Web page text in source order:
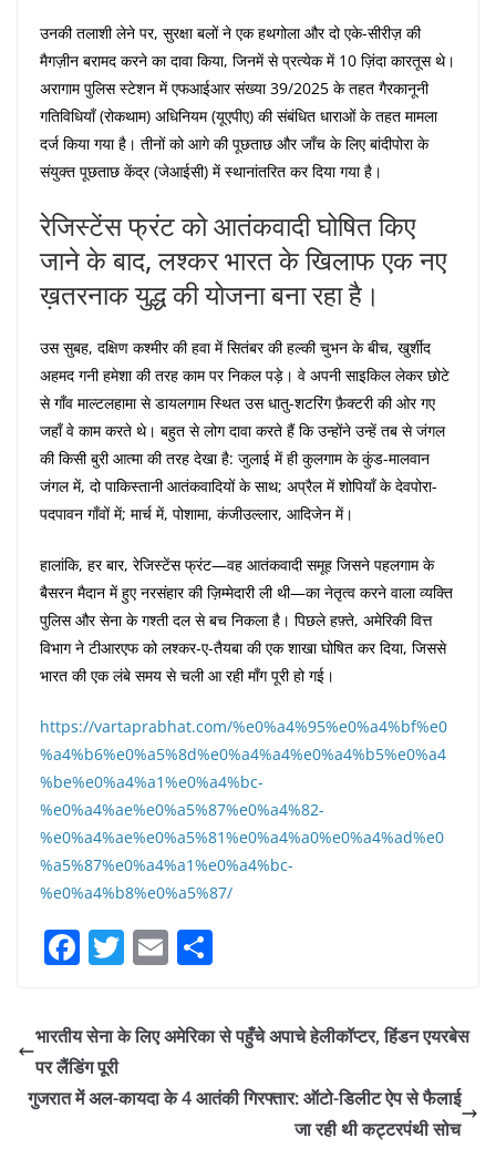
उनकी तलाशी लेने पर, सुरक्षा बलों ने एक हथगोला और दो एके-सीरीज़ की
मैगज़ीन बरामद करने का दावा किया, जिनमें से प्रत्येक में 10 ज़िंदा कारतूस थे।
अरागाम पुलिस स्टेशन में एफआईआर संख्या 39/2025 के तहत गैरकानूनी
गतिविधियाँ (रोकथाम) अधिनियम (यूएपीए) की संबंधित धाराओं के तहत मामला
दर्ज किया गया है। तीनों को आगे की पूछताछ और जाँच के लिए बांदीपोरा के
संयुक्त पूछताछ केंद्र (जेआईसी) में स्थानांतरित कर दिया गया है।
रेजिस्टेंस फ्रंट को आतंकवादी घोषित किए
जाने के बाद, लश्कर भारत के खिलाफ एक नए
ख़तरनाक युद्ध की योजना बना रहा है।
उस सुबह, दक्षिण कश्मीर की हवा में सितंबर की हल्की चुभन के बीच, खुर्शीद
अहमद गनी हमेशा की तरह काम पर निकल पड़े। वे अपनी साइकिल लेकर छोटे
से गाँव माल्टलहामा से डायलगाम स्थित उस धातु-शटरिंग फ़ैक्टरी की ओर गए
जहाँ वे काम करते थे। बहुत से लोग दावा करते हैं कि उन्होंने उन्हें तब से जंगल
की किसी बुरी आत्मा की तरह देखा है: जुलाई में ही कुलगाम के कुंड-मालवान
जंगल में, दो पाकिस्तानी आतंकवादियों के साथ; अप्रैल में शोपियाँ के देवपोरा-
पदपावन गाँवों में; मार्च में, पोशामा, कंजीउल्लार, आदिजेन में।
हालांकि, हर बार, रेजिस्टेंस फ्रंट—वह आतंकवादी समूह जिसने पहलगाम के
बैसरन मैदान में हुए नरसंहार की ज़िम्मेदारी ली थी—का नेतृत्व करने वाला व्यक्ति
पुलिस और सेना के गश्ती दल से बच निकला है। पिछले हफ़्ते, अमेरिकी वित्त
विभाग ने टीआरएफ को लश्कर-ए-तैयबा की एक शाखा घोषित कर दिया, जिससे
भारत की एक लंबे समय से चली आ रही माँग पूरी हो गई।
https://vartaprabhat.com/%e0%a4%95%e0%a4%bf%e0
%a4%b6%e0%a5%8d%e0%a4%a4%e0%a4%b5%e0%a4
%be%e0%a4%a1%e0%a4%bc-
%e0%a4%ae%e0%a5%87%e0%a4%82-
%e0%a4%ae%e0%a5%81%e0%a4%a0%e0%a4%ad%e0
%a5%87%e0%a4%a1%e0%a4%bc-
%e0%a4%b8%e0%a5%87/
F
c
e
b
T
itt
er
E
ai
l
ar
e
भारतीय सेना के लिए अमेरिका से पहुँचे अपाचे हेलीकॉप्टर, हिंडन एयरबेस
पर लैंडिंग पूरी
गुजरात में अल-कायदा के 4 आतंकी गिरफ्तार: ऑटो-डिलीट ऐप से फैलाई
जा रही थी कट्टरपंथी सोच